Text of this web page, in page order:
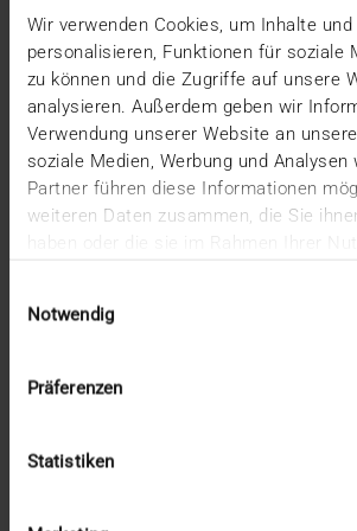
Wir verwenden Cookies, um Inhalte und
personalisieren, Funktionen für soziale
zu können und die Zugriffe auf unsere
analysieren. Außerdem geben wir
Verwendung unserer Website an
soziale Medien, Werbung und Analysen
Partner führen diese Informationen
weiteren Daten zusammen, die Sie
Notwendig
Präferenzen
Statistiken
Vom Spin-off einer Universität zum
renommierten Health-IT-
Jahren…
VISUS HEALTH IT
MEHR ERFAHREN